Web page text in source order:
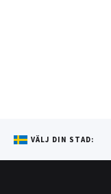
VÄLJ DIN STAD: